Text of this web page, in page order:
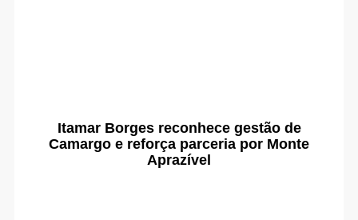
Itamar Borges reconhece gestão de
Camargo e reforça parceria por Monte
Aprazível